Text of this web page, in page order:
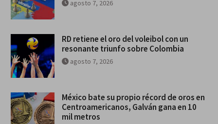
agosto 7, 2026
RD retiene el oro del voleibol con un
resonante triunfo sobre Colombia
agosto 7, 2026
México bate su propio récord de oros en
Centroamericanos, Galván gana en 10
mil metros